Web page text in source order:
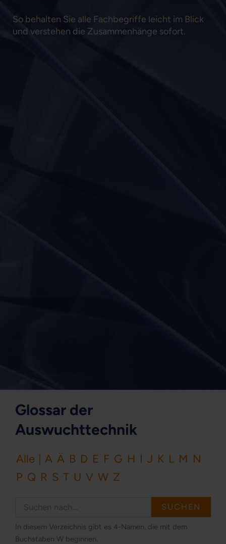
So behalten Sie alle Fachbegriffe leicht im Blick
und verstehen die Zusammenhänge sofort.
Glossar der
Auswuchttechnik
Alle | A Ä B D E F G H I J K L M N
P Q R S T U V W Z
In diesem Verzeichnis gibt es 4-Namen, die mit dem
Buchstaben W beginnen.